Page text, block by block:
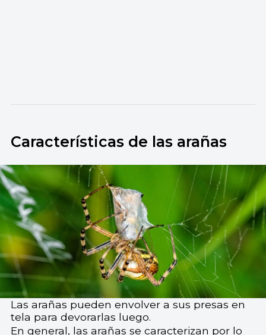
Características de las arañas
Las arañas pueden envolver a sus presas en
tela para devorarlas luego.
En general, las arañas se caracterizan por lo